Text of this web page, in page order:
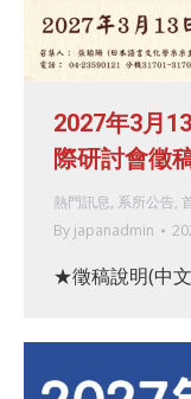
2027年3月
際研討會徵
熱門訊息, 系所公告,
By japanadmin
★徵稿說明(中